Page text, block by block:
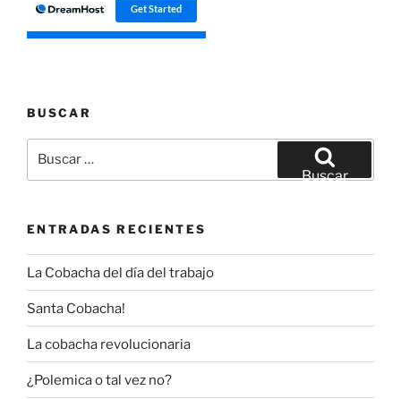
BUSCAR
por:
Buscar
ENTRADAS RECIENTES
La Cobacha del día del trabajo
Santa Cobacha!
La cobacha revolucionaria
¿Polemica o tal vez no?